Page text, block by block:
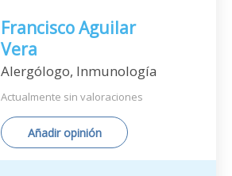
Francisco Aguilar
Vera
Alergólogo, Inmunología
Actualmente sin valoraciones
Añadir opinión